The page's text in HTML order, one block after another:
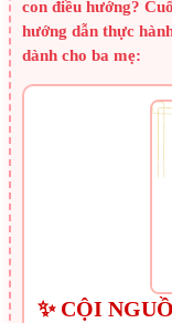
con điều hướng?
hướng dẫn thực
dành cho ba mẹ:
✨ CỘI